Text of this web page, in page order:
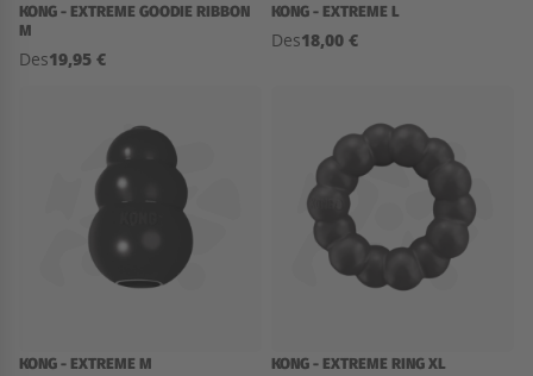
KONG - EXTREME GOODIE RIBBON
M
Des19,95 €
KONG - EXTREME L
Des18,00 €
KONG - EXTREME M KONG - EXTREME RING XL